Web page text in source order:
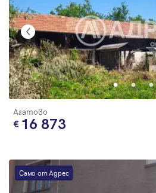
Агатово
16 873
Само от Адрес